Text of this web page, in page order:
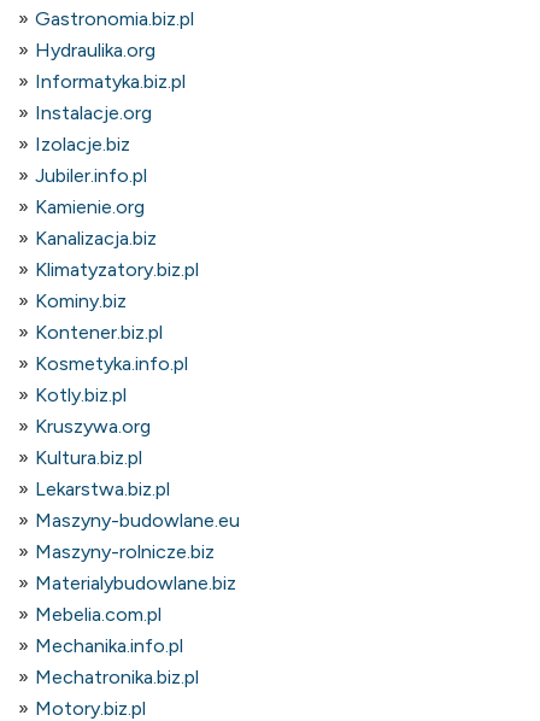
Gastronomia.biz.pl
Hydraulika.org
Informatyka.biz.pl
Instalacje.org
Izolacje.biz
Jubiler.info.pl
Kamienie.org
Kanalizacja.biz
Klimatyzatory.biz.pl
Kominy.biz
Kontener.biz.pl
Kosmetyka.info.pl
Kotly.biz.pl
Kruszywa.org
Kultura.biz.pl
Lekarstwa.biz.pl
Maszyny-budowlane.eu
Maszyny-rolnicze.biz
Materialybudowlane.biz
Mebelia.com.pl
Mechanika.info.pl
Mechatronika.biz.pl
Motory.biz.pl